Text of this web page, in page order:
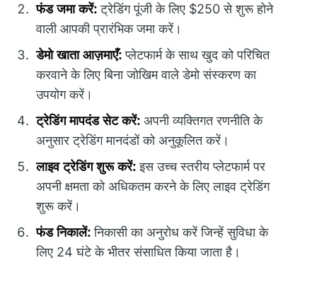
फंड जमा करें:ट्रेडिंग पूंजी के लिए $250 से शुरू होने
वाली आपकी प्रारंभिक जमा करें।
डेमो खाता आज़माएँ:प्लेटफार्म के साथ खुद को परिचित
करवाने के लिए बिना जोखिम वाले डेमो संस्करण का
उपयोग करें।
ट्रेडिंग मापदंड सेट करें: अपनी व्यक्तिगत रणनीति के
अनुसार ट्रेडिंग मानदंडों को अनुकूलित करें।
लाइव ट्रेडिंग शुरू करें:इस उच्च स्तरीय प्लेटफार्म पर
अपनी क्षमता को अधिकतम करने के लिए लाइव ट्रेडिंग
शुरू करें।
फंड निकालें:निकासी का अनुरोध करें जिन्हें सुविधा के
लिए 24 घंटे के भीतर संसाधित किया जाता है।